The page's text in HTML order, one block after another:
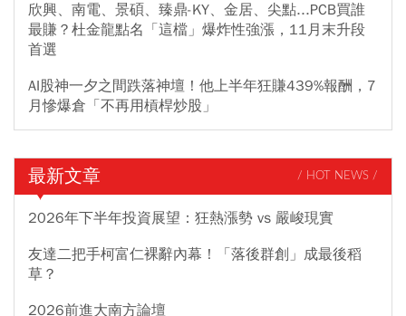
欣興、南電、景碩、臻鼎-KY、金居、尖點...PCB買誰
最賺？杜金龍點名「這檔」爆炸性強漲，11月末升段
首選
AI股神一夕之間跌落神壇！他上半年狂賺439%報酬，7
月慘爆倉「不再用槓桿炒股」
最新文章 / HOT NEWS /
2026年下半年投資展望：狂熱漲勢 vs 嚴峻現實
友達二把手柯富仁裸辭內幕！「落後群創」成最後稻
草？
2026前進大南方論壇